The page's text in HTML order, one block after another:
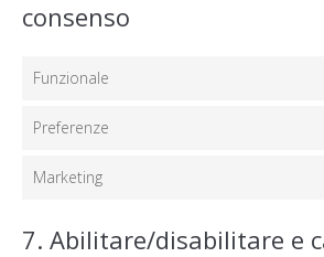
consenso
Funzionale
Preferenze
Marketing
7. Abilitare/disabilitare e